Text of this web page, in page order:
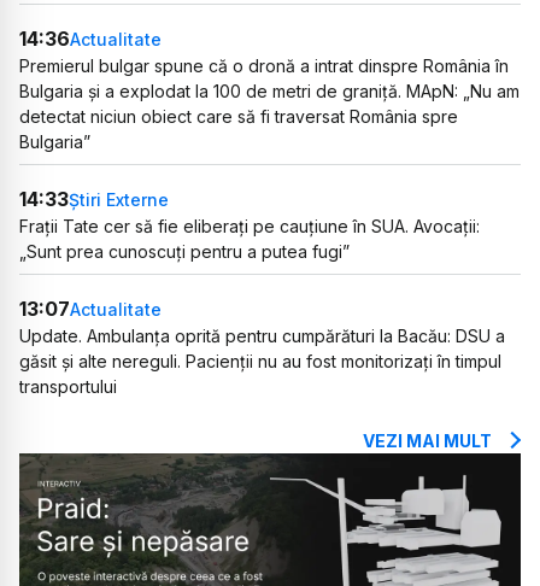
14:36Actualitate
Premierul bulgar spune că o dronă a intrat dinspre România în
Bulgaria și a explodat la 100 de metri de graniță. MApN: „Nu am
detectat niciun obiect care să fi traversat România spre
Bulgaria”
14:33Știri Externe
Frații Tate cer să fie eliberați pe cauțiune în SUA. Avocații:
„Sunt prea cunoscuți pentru a putea fugi”
13:07Actualitate
Update. Ambulanța oprită pentru cumpărături la Bacău: DSU a
găsit și alte nereguli. Pacienții nu au fost monitorizați în timpul
transportului
VEZI MAI MULT